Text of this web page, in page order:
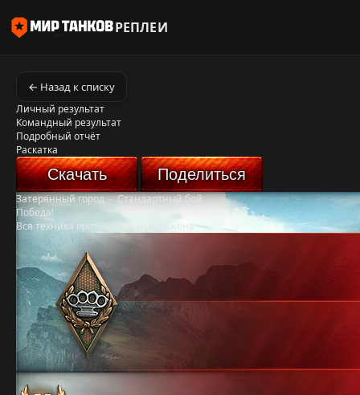
РЕПЛЕИ
← Назад к списку
Личный результат
Командный результат
Подробный отчёт
Раскатка
Скачать Поделиться
Затерянный город-Стандартный бой
Победа!
Вся техника противника уничтожена